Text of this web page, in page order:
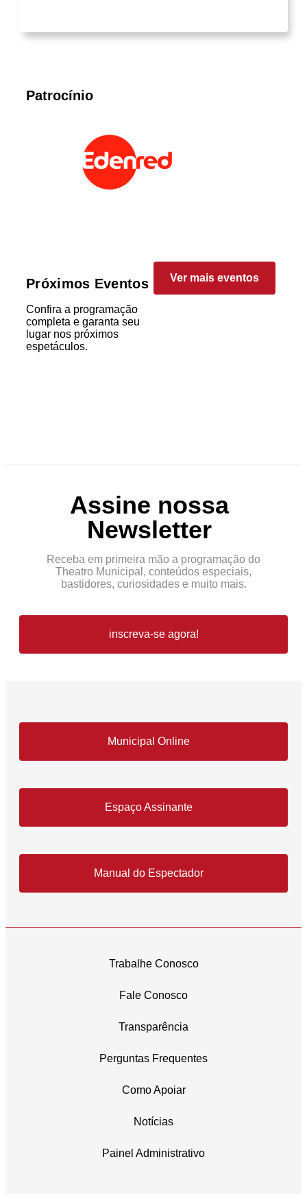
Patrocínio
Próximos Eventos
Confira a programação
completa e garanta seu
lugar nos próximos
espetáculos.
Ver mais eventos
Assine nossa
Newsletter
Receba em primeira mão a programação do
Theatro Municipal, conteúdos especiais,
bastidores, curiosidades e muito mais.
inscreva-se agora!
Municipal Online
Espaço Assinante
Manual do Espectador
Trabalhe Conosco
Fale Conosco
Transparência
Perguntas Frequentes
Como Apoiar
Notícias
Painel Administrativo